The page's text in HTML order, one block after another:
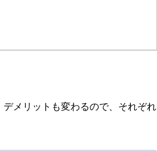
メリットも変わるので、それぞれ